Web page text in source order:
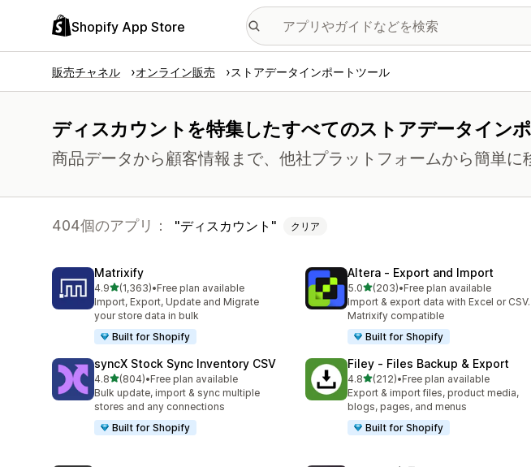
Shopify App Store
販売チャネル オンライン販売 ストアデータインポートツール
ディスカウントを特集したすべてのストアデータイン
商品データから顧客情報まで、他社プラットフォームから簡単に
404個のアプリ： ディスカウント クリア
Matrixify
4.95つ星中
(1,363)
合計レビュー数：1363件
•Free plan available
Import, Export, Update and Migrate
your store data in bulk
Built for Shopify
Altera ‑ Export and Import
5.05つ星中
(203)
合計レビュー数：203件
•Free plan available
Import & export data with Excel or CSV.
Matrixify compatible
Built for Shopify
syncX Stock Sync Inventory CSV
4.85つ星中
(804)
合計レビュー数：804件
•Free plan available
Bulk update, import & sync multiple
stores and any connections
Built for Shopify
Filey ‑ Files Backup & Export
4.85つ星中
(212)
合計レビュー数：212件
•Free plan available
Export & import files, product media,
blogs, pages, and menus
Built for Shopify